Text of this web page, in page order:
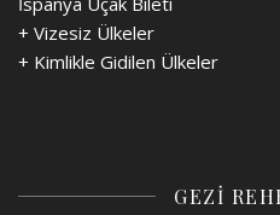
+ Vizesiz Ülkeler
+ Kimlikle Gidilen Ülkeler
GEZİ